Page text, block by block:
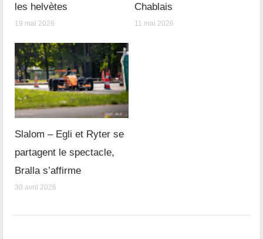
les helvètes
19 mai 2026
Chablais
11 mai 2026
Slalom – Egli et Ryter se
partagent le spectacle,
Bralla s’affirme
30 avril 2026